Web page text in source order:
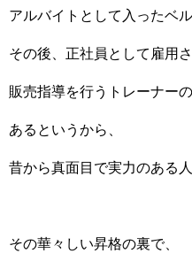
アルバイトとして入ったベ
その後、正社員として雇用
販売指導を行うトレーナー
あるというから、
昔から真面目で実力のある人
その華々しい昇格の裏で、